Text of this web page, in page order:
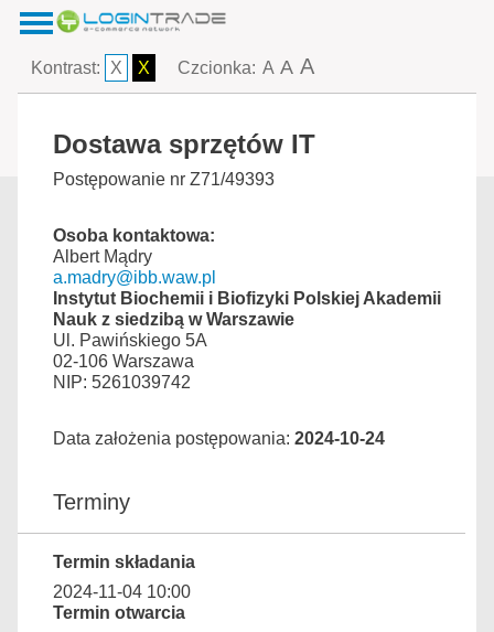
Kontrast: X X Czcionka: A A A
Dostawa sprzętów IT
Postępowanie nr Z71/49393
Osoba kontaktowa:
Albert Mądry
a.madry@ibb.waw.pl
Instytut Biochemii i Biofizyki Polskiej Akademii
Nauk z siedzibą w Warszawie
Ul. Pawińskiego 5A
02-106 Warszawa
NIP: 5261039742
Data założenia postępowania: 2024-10-24
Terminy
Termin składania
2024-11-04 10:00
Termin otwarcia